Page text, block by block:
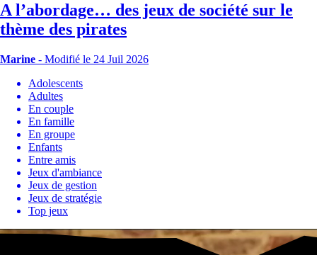
A l’abordage… des jeux de société sur le
thème des pirates
Marine - Modifié le 24 Juil 2026
Adolescents
Adultes
En couple
En famille
En groupe
Enfants
Entre amis
Jeux d'ambiance
Jeux de gestion
Jeux de stratégie
Top jeux